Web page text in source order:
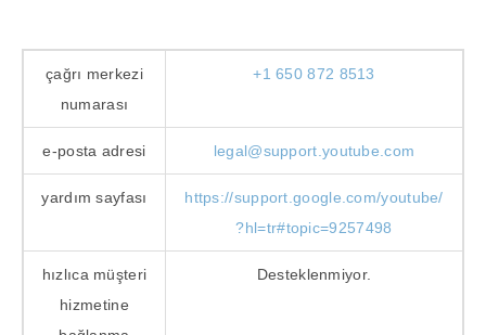
çağrı merkezi
numarası
+1 650 872 8513
e-posta adresi legal@support.youtube.com
yardım sayfası
https://support.google.com/youtube/
?hl=tr#topic=9257498
hızlıca müşteri
hizmetine
Desteklenmiyor.